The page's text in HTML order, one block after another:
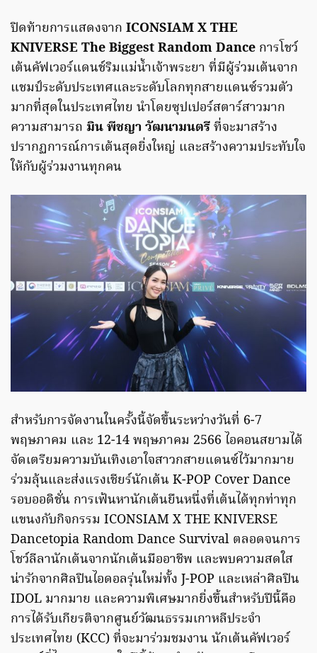
ปิดท้ายการแสดงจาก ICONSIAM X THE
KNIVERSE The Biggest Random Dance การโชว์
เต้นคัฟเวอร์แดนช์ริมแม่น้ำเจ้าพระยา ที่มีผู้ร่วมเต้นจาก
แชมป์ระดับประเทศและระดับโลกทุกสายแดนซ์รวมตัว
มากที่สุดในประเทศไทย นำโดยซุปเปอร์สตาร์สาวมาก
ความสามารถ มิน พีชญา วัฒนามนตรีที่จะมาสร้าง
ปรากฏการณ์การเต้นสุดยิ่งใหญ่ และสร้างความประทับใจ
ให้กับผู้ร่วมงานทุกคน
สำหรับการจัดงานในครั้งนี้จัดขึ้นระหว่างวันที่ 6-7
พฤษภาคม และ 12-14 พฤษภาคม 2566 ไอคอนสยามได้
จัดเตรียมความบันเทิงเอาใจสาวกสายแดนซ์ไว้มากมาย
ร่วมลุ้นและส่งแรงเชียร์นักเต้น K-POP Cover Dance
รอบออดิชั่น การเฟ้นหานักเต้นยืนหนึ่งที่เต้นได้ทุกท่าทุก
แขนงกับกิจกรรม ICONSIAM X THE KNIVERSE
Dancetopia Random Dance Survival ตลอดจนการ
โชว์ลีลานักเต้นจากนักเต้นมืออาชีพ และพบความสดใส
น่ารักจากศิลปินไอดอลรุ่นใหม่ทั้ง J-POP และเหล่าศิลปิน
IDOL มากมาย และความพิเศษมากยิ่งขึ้นสำหรับปีนี้คือ
การได้รับเกียรติจากศูนย์วัฒนธรรมเกาหลีประจำ
ประเทศไทย (KCC) ที่จะมาร่วมชมงาน นักเต้นคัฟเวอร์